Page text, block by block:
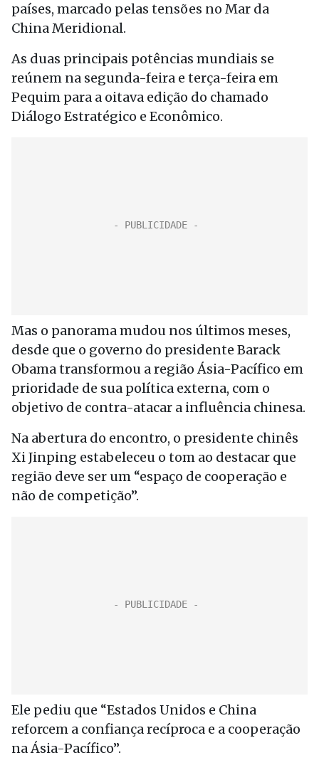
países, marcado pelas tensões no Mar da
China Meridional.
As duas principais potências mundiais se
reúnem na segunda-feira e terça-feira em
Pequim para a oitava edição do chamado
Diálogo Estratégico e Econômico.
Mas o panorama mudou nos últimos meses,
desde que o governo do presidente Barack
Obama transformou a região Ásia-Pacífico em
prioridade de sua política externa, com o
objetivo de contra-atacar a influência chinesa.
Na abertura do encontro, o presidente chinês
Xi Jinping estabeleceu o tom ao destacar que
região deve ser um “espaço de cooperação e
não de competição”.
Ele pediu que “Estados Unidos e China
reforcem a confiança recíproca e a cooperação
na Ásia-Pacífico”.